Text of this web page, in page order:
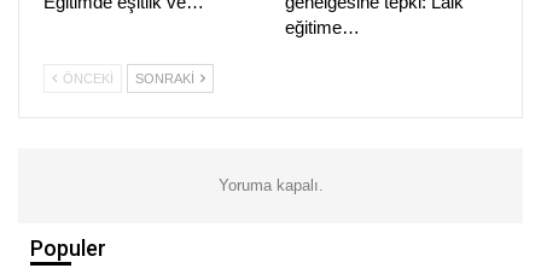
eğitime…
ÖNCEKI SONRAKI
Yoruma kapalı.
Populer